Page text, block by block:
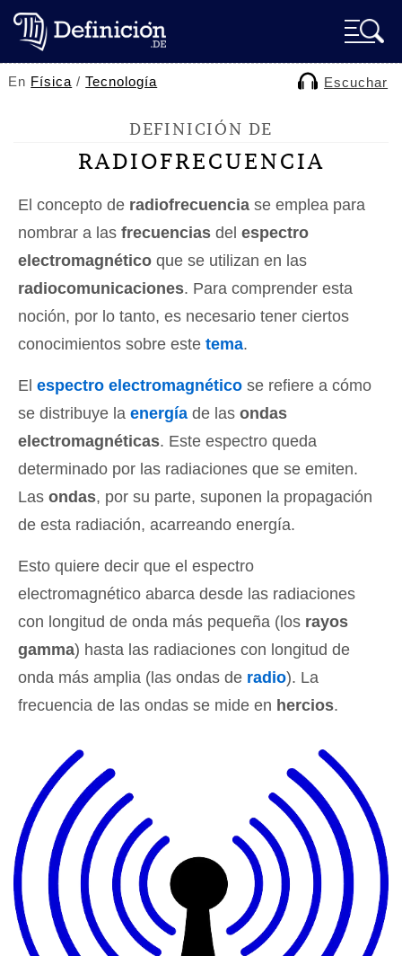
En Física /Tecnología Escuchar
DEFINICIÓN DE
RADIOFRECUENCIA
El concepto de radiofrecuencia se emplea para
nombrar a las frecuencias del espectro
electromagnético que se utilizan en las
radiocomunicaciones. Para comprender esta
noción, por lo tanto, es necesario tener ciertos
conocimientos sobre este tema.
El espectro electromagnético se refiere a cómo
se distribuye la energía de las ondas
electromagnéticas. Este espectro queda
determinado por las radiaciones que se emiten.
Las ondas, por su parte, suponen la propagación
de esta radiación, acarreando energía.
Esto quiere decir que el espectro
electromagnético abarca desde las radiaciones
con longitud de onda más pequeña (los rayos
gamma) hasta las radiaciones con longitud de
onda más amplia (las ondas de radio). La
frecuencia de las ondas se mide en hercios.